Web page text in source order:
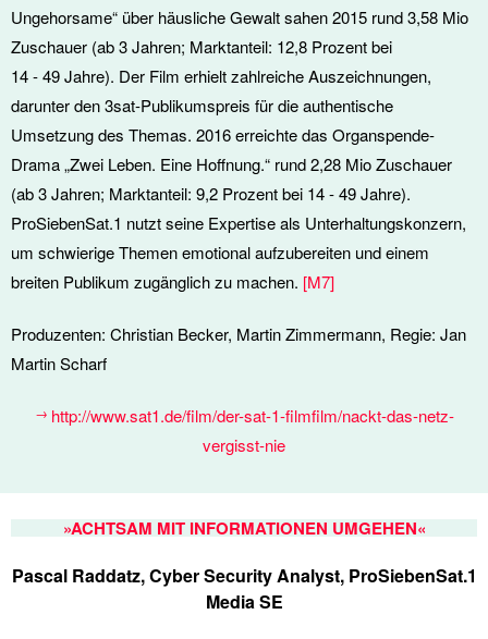
Ungehorsame“ über häusliche Gewalt sahen 2015 rund 3,58 Mio
Zuschauer (ab 3 Jahren; Marktanteil: 12,8 Prozent bei
14 - 49 Jahre). Der Film erhielt zahlreiche Auszeichnungen,
darunter den 3sat-Publikumspreis für die authentische
Umsetzung des Themas. 2016 erreichte das Organspende-
Drama „Zwei Leben. Eine Hoffnung.“ rund 2,28 Mio Zuschauer
(ab 3 Jahren; Marktanteil: 9,2 Prozent bei 14 - 49 Jahre).
ProSiebenSat.1 nutzt seine Expertise als Unterhaltungskonzern,
um schwierige Themen emotional aufzubereiten und einem
breiten Publikum zugänglich zu machen. [M7]
Produzenten: Christian Becker, Martin Zimmermann, Regie: Jan
Martin Scharf
http://www.sat1.de/film/der-sat-1-filmfilm/nackt-das-netz-
vergisst-nie
»ACHTSAM MIT INFORMATIONEN UMGEHEN«
Pascal Raddatz, Cyber Security Analyst, ProSiebenSat.1
Media SE